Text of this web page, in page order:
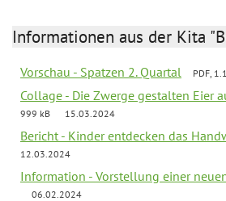
Informationen aus der Kita
Vorschau - Spatzen 2. Quartal PDF,
Collage - Die Zwerge gestalten Eier
999 kB
15.03.2024
Bericht - Kinder entdecken das
12.03.2024
Information - Vorstellung einer
06.02.2024